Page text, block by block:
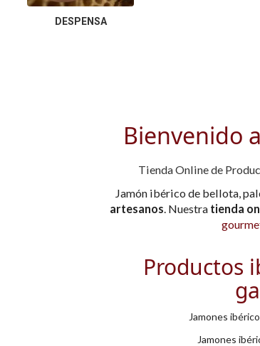
DESPENSA
Bienvenido
Tienda Online de
Jamón ibérico de bellota,
artesanos. Nuestra tienda
Productos
Jamones
Jamones